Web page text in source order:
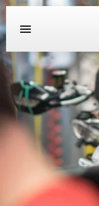
イベント
キャンペーン
新車
中古車